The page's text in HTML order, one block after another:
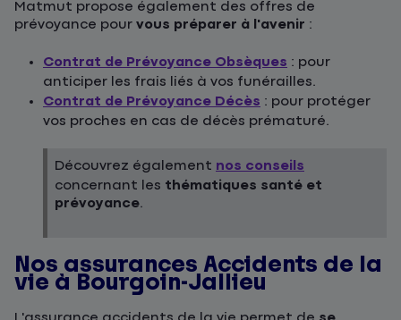
Matmut propose également des offres de
prévoyance pour vous préparer à l'avenir :
Contrat de Prévoyance Obsèques : pour
anticiper les frais liés à vos funérailles.
Contrat de Prévoyance Décès : pour protéger
vos proches en cas de décès prématuré.
Découvrez également nos conseils
concernant les thématiques santé et
prévoyance.
Nos assurances Accidents de la
vie à Bourgoin-Jallieu